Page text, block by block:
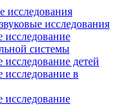
исследования
исследования
исследование
системы
исследование детей
исследование в
исследование